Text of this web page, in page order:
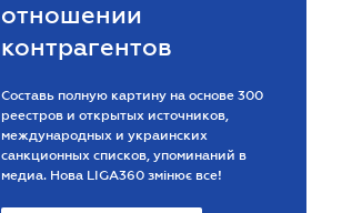
отношении
контрагентов
Составь полную картину на основе 300
реестров и открытых источников,
международных и украинских
санкционных списков, упоминаний в
медиа. Нова LIGA360 змінює все!